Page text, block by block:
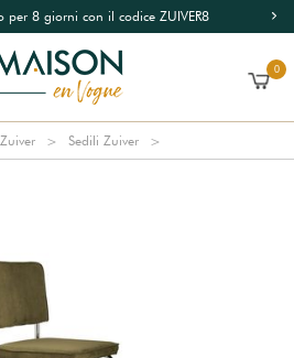
per 8 giorni con il codice ZUIVER8
0
Sedili Zuiver